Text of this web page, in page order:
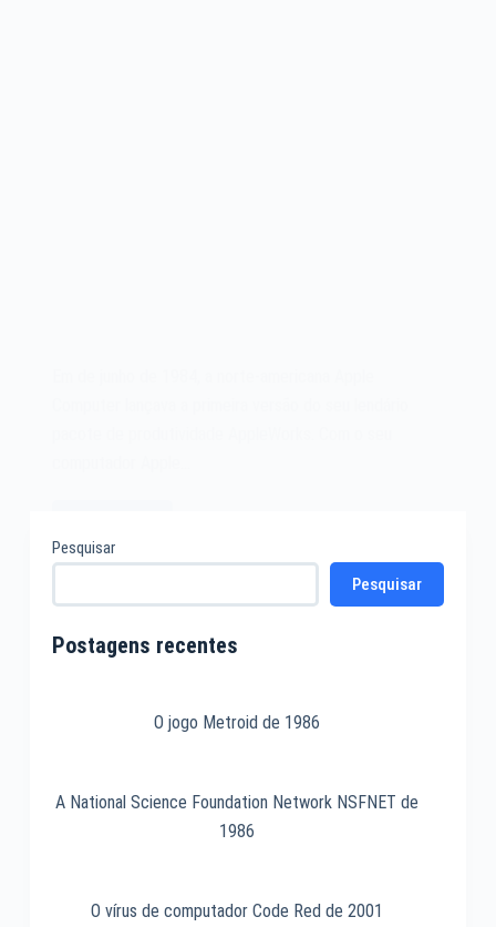
software
de
1984
Pesquisar
Pesquisar
Postagens recentes
O jogo Metroid de 1986
A National Science Foundation Network NSFNET de
1986
O vírus de computador Code Red de 2001